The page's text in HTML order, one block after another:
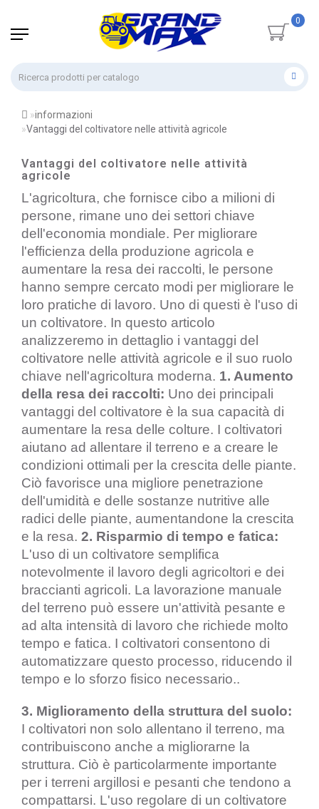
0
informazioni
Vantaggi del coltivatore nelle attività agricole
Vantaggi del coltivatore nelle attività
agricole
L'agricoltura, che fornisce cibo a milioni di
persone, rimane uno dei settori chiave
dell'economia mondiale. Per migliorare
l'efficienza della produzione agricola e
aumentare la resa dei raccolti, le persone
hanno sempre cercato modi per migliorare le
loro pratiche di lavoro. Uno di questi è l'uso di
un coltivatore. In questo articolo
analizzeremo in dettaglio i vantaggi del
coltivatore nelle attività agricole e il suo ruolo
chiave nell'agricoltura moderna. 1. Aumento
della resa dei raccolti: Uno dei principali
vantaggi del coltivatore è la sua capacità di
aumentare la resa delle colture. I coltivatori
aiutano ad allentare il terreno e a creare le
condizioni ottimali per la crescita delle piante.
Ciò favorisce una migliore penetrazione
dell'umidità e delle sostanze nutritive alle
radici delle piante, aumentandone la crescita
e la resa. 2. Risparmio di tempo e fatica:
L'uso di un coltivatore semplifica
notevolmente il lavoro degli agricoltori e dei
braccianti agricoli. La lavorazione manuale
del terreno può essere un'attività pesante e
ad alta intensità di lavoro che richiede molto
tempo e fatica. I coltivatori consentono di
automatizzare questo processo, riducendo il
tempo e lo sforzo fisico necessario..
3. Miglioramento della struttura del suolo:
I coltivatori non solo allentano il terreno, ma
contribuiscono anche a migliorarne la
struttura. Ciò è particolarmente importante
per i terreni argillosi e pesanti che tendono a
compattarsi. L'uso regolare di un coltivatore